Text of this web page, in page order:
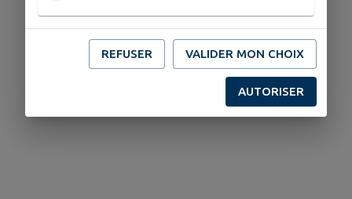
REFUSER VALIDER MON CHOIX
AUTORISER